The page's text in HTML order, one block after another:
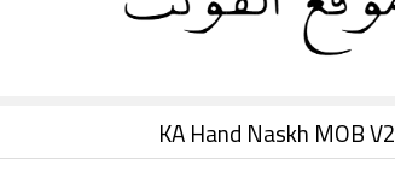
KA Hand Naskh MOB V2